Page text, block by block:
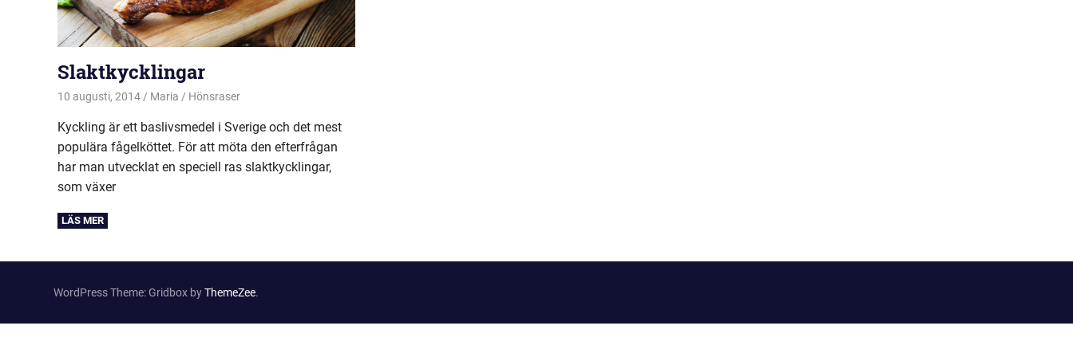
Slaktkycklingar
10 augusti, 2014 Maria Hönsraser
Kyckling är ett baslivsmedel i Sverige och det mest
populära fågelköttet. För att möta den efterfrågan
har man utvecklat en speciell ras slaktkycklingar,
som växer
WordPress Theme: Gridbox byThemeZee.